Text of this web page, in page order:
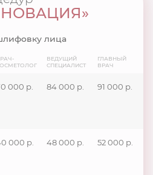
лица
ВЕДУЩИЙ
СПЕЦИАЛИСТ
ГЛАВНЫЙ
ВРАЧ
000 р. 84 000 р. 91 000 р.
000 р. 48 000 р. 52 000 р.